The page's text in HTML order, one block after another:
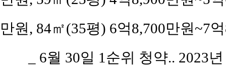
만원, 84㎡(35평) 6억8,700만원~7
6월 30일 1순위 청약.. 2023